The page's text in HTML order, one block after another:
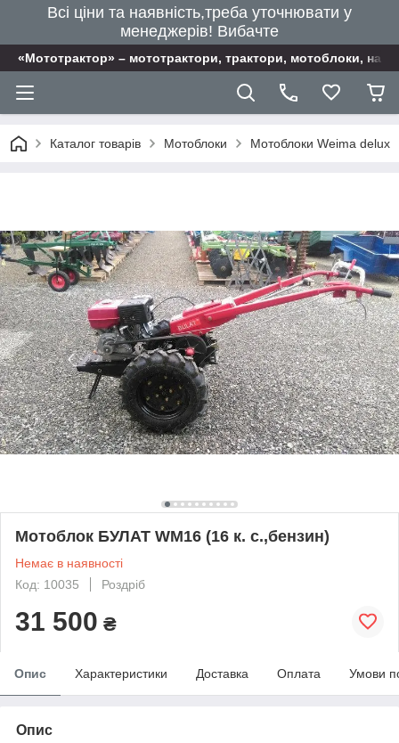
Всі ціни та наявність,треба уточнювати у
менеджерів! Вибачте
«Мототрактор» – мототрактори, трактори, мотоблоки,
Каталог товарів Мотоблоки Мотоблоки Weima delux
Мотоблок БУЛАТ WM16 (16 к. с.,бензин)
Немає в наявності
Код: 10035
Роздріб
31 500 ₴
Опис Характеристики Доставка Оплата Умови
Опис